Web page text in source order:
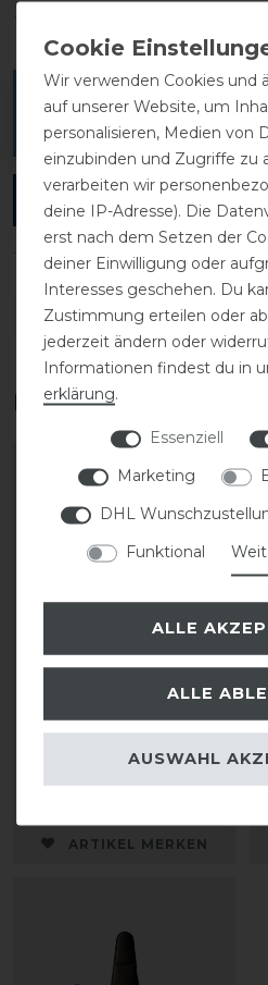
1
Melde dich an, um eine
verfassen.
ANMELDEN
DETAILS ZUR
Das perfekte
Samshield Liner Shadow
ARTIKEL MERKEN
Wir verwenden Cookies und
auf unserer Website, um
personalisieren, Medien von
einzubinden und Zugriffe zu
verarbeiten wir
deine IP-Adresse). Die
erst nach dem Setzen der
deiner Einwilligung oder
Interesses geschehen. Du
Zustimmung erteilen oder
jederzeit ändern oder
Informationen findest du in
erklärung.
Essenziell
Marketing
DHL
Funktional
ALLE
ALLE
AUSWAHL